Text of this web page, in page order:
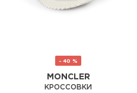
- 40 %
MONCLER
КРОССОВКИ